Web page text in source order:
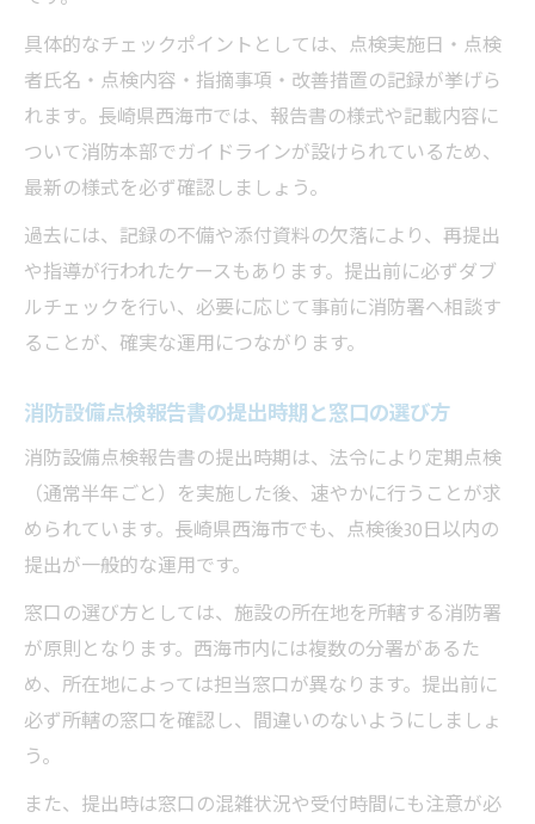
具体的なチェックポイントとしては、点検実施日・点検
者氏名・点検内容・指摘事項・改善措置の記録が挙げら
れます。長崎県西海市では、報告書の様式や記載内容に
ついて消防本部でガイドラインが設けられているため、
最新の様式を必ず確認しましょう。
過去には、記録の不備や添付資料の欠落により、再提出
や指導が行われたケースもあります。提出前に必ずダブ
ルチェックを行い、必要に応じて事前に消防署へ相談す
ることが、確実な運用につながります。
消防設備点検報告書の提出時期と窓口の選び方
消防設備点検報告書の提出時期は、法令により定期点検
（通常半年ごと）を実施した後、速やかに行うことが求
められています。長崎県西海市でも、点検後30日以内の
提出が一般的な運用です。
窓口の選び方としては、施設の所在地を所轄する消防署
が原則となります。西海市内には複数の分署があるた
め、所在地によっては担当窓口が異なります。提出前に
必ず所轄の窓口を確認し、間違いのないようにしましょ
う。
また、提出時は窓口の混雑状況や受付時間にも注意が必